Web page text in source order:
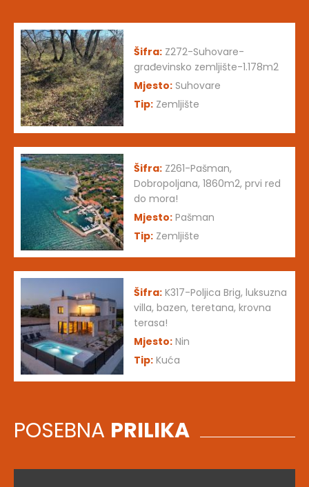
Šifra: Z272-Suhovare-
građevinsko zemljište-1.178m2
Mjesto: Suhovare
Tip: Zemljište
Šifra: Z261-Pašman,
Dobropoljana, 1860m2, prvi red
do mora!
Mjesto: Pašman
Tip: Zemljište
Šifra: K317-Poljica Brig, luksuzna
villa, bazen, teretana, krovna
terasa!
Mjesto: Nin
Tip: Kuća
POSEBNA PRILIKA